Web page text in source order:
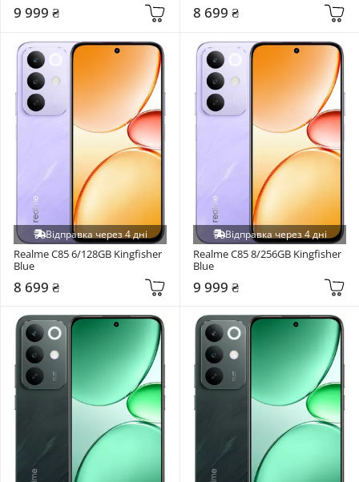
9 999 ₴ 8 699 ₴
Відправка через 4 дні
Realme C85 6/128GB Kingfisher
Blue
8 699 ₴
Відправка через 4 дні
Realme C85 8/256GB Kingfisher
Blue
9 999 ₴